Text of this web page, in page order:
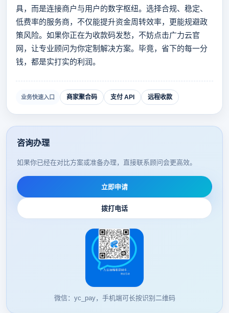
具，而是连接商户与用户的数字枢纽。选择合规、稳定、
低费率的服务商，不仅能提升资金周转效率，更能规避政
策风险。如果你正在为收款码发愁，不妨点击广力云官
网，让专业顾问为你定制解决方案。毕竟，省下的每一分
钱，都是实打实的利润。
业务快速入口 商家聚合码 支付 API 远程收款
咨询办理
如果你已经在对比方案或准备办理，直接联系顾问会更高效。
立即申请
拨打电话
微信：yc_pay，手机端可长按识别二维码